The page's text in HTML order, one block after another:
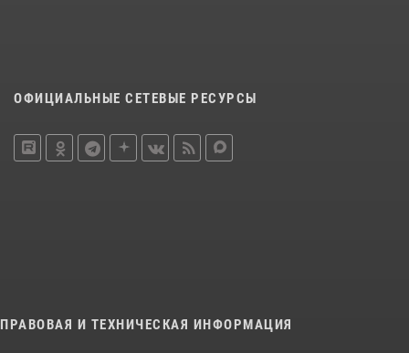
ОФИЦИАЛЬНЫЕ СЕТЕВЫЕ РЕСУРСЫ
ПРАВОВАЯ И ТЕХНИЧЕСКАЯ ИНФОРМАЦИЯ